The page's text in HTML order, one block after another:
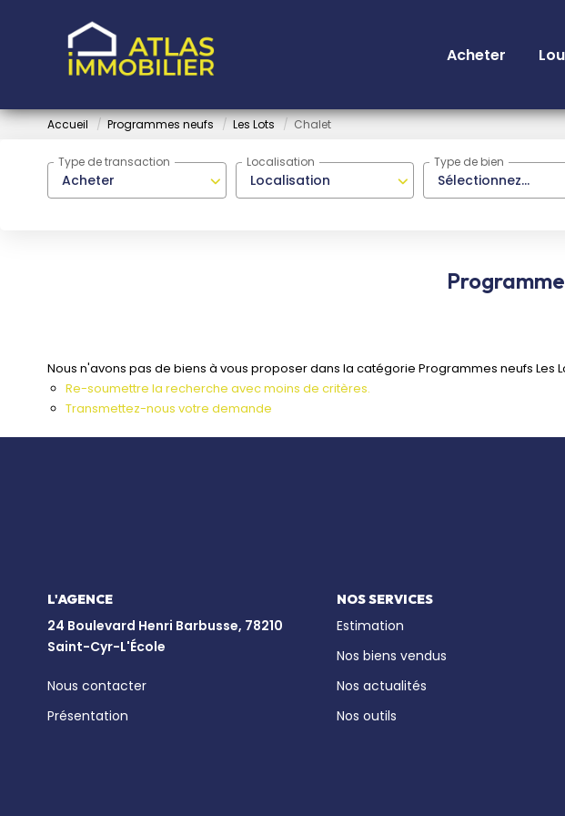
Acheter
Accueil Programmes neufs Les Lots Chalet
Acheter
Type de transaction
Localisation
Localisation
Sélectionnez...
Type de bien
Nous n'avons pas de biens à vous proposer dans la catégorie Programmes neufs Les
Re-soumettre la recherche avec moins de critères.
Transmettez-nous votre demande
L'AGENCE
24 Boulevard Henri Barbusse, 78210
Saint-Cyr-L'École
Nous contacter
Présentation
NOS SERVICES
Estimation
Nos biens vendus
Nos actualités
Nos outils